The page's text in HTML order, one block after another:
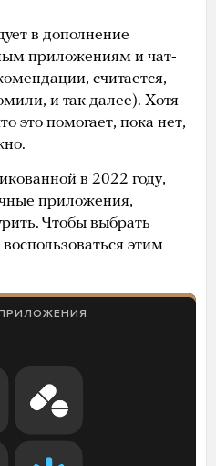
в дополнение
приложениям и чат-
считается,
и так далее). Хотя
это помогает, пока нет,
в 2022 году,
приложения,
Чтобы выбрать
этим